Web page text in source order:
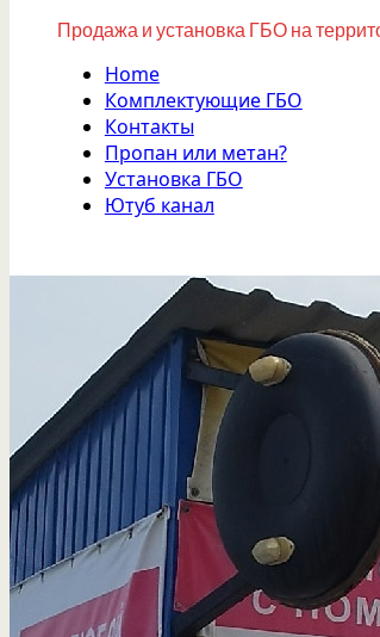
Продажа и установка ГБО на
Home
Комплектующие ГБО
Контакты
Пропан или метан?
Установка ГБО
Ютуб канал